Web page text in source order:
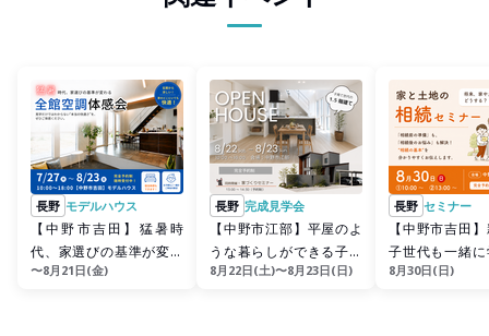
長野 モデルハウス
【中野市吉田】猛暑時
代、家選びの基準が変わ
る！全館空調体感会
〜8月21日(金)
長野 完成見学会
【中野市江部】平屋のよ
うな暮らしができる子育
て世帯の1.5階建て
8月22日(土)〜8月23日(日)
長野 セミナー
【中野市吉田
子世代も一緒
｟家と土地の
8月30日(日)